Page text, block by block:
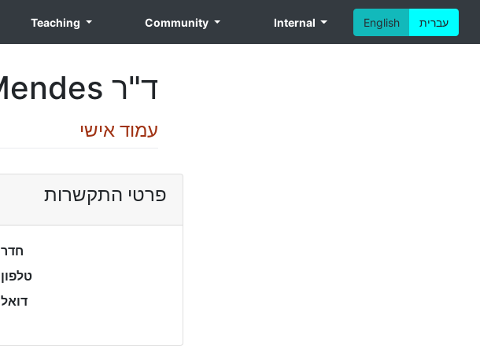
English עברית Teaching Community Internal
ד"ר Rodrigo Mendes
עמוד אישי
פרטי התקשרות
חדר
טלפון
דואל